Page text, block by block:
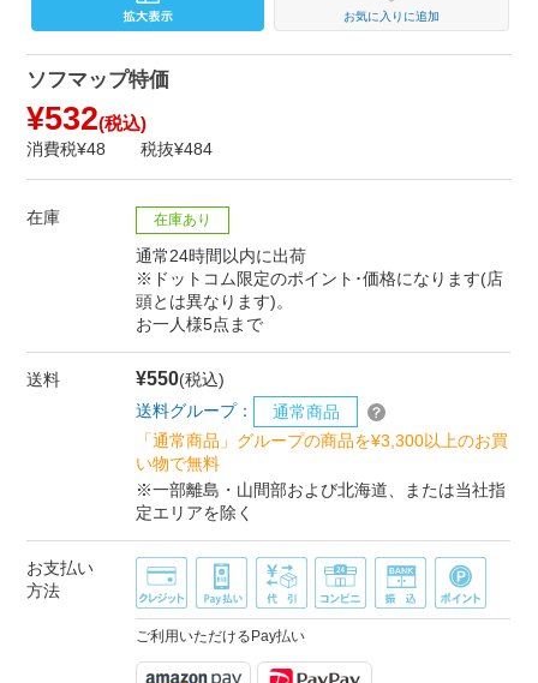
お気に入りに追加
ソフマップ特価
¥532(税込)
消費税¥48 税抜¥484
在庫 在庫あり
通常24時間以内に出荷
※ドットコム限定のポイント･価格になります(店
頭とは異なります)。
お一人様5点まで
送料 ¥550(税込)
送料グループ：
通常商品
「通常商品」グループの商品を¥3,300以上のお買
い物で無料
※一部離島・山間部および北海道、または当社指
定エリアを除く
お支払い
方法
ご利用いただけるPay払い